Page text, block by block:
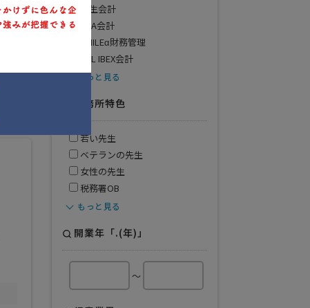
弥生会計
PCA会計
SMILEα財務管理
JDL IBEX会計
もっと見る
事務所特色
若い先生
ベテランの先生
女性の先生
税務署OB
もっと見る
開業年「.(年)」
～